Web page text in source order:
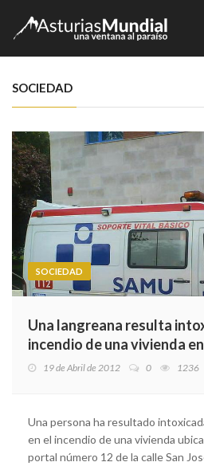
SOCIEDAD
SOCIEDAD
Una langreana resulta
incendio de una vivienda
19 de Abril de 2012 0 1236
Una persona ha resultado
en el incendio de una vivienda
portal número 12 de la calle San